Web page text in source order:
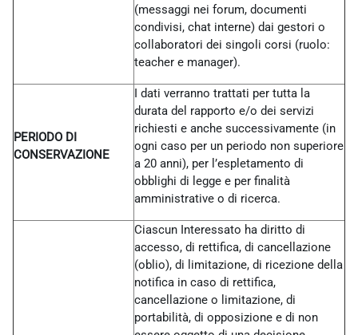
(messaggi nei forum, documenti
condivisi, chat interne) dai gestori o
collaboratori dei singoli corsi (ruolo:
teacher e manager).
PERIODO DI
CONSERVAZIONE
I dati verranno trattati per tutta la
durata del rapporto e/o dei servizi
richiesti e anche successivamente (in
ogni caso per un periodo non superiore
a 20 anni), per l’espletamento di
obblighi di legge e per finalità
amministrative o di ricerca.
Ciascun Interessato ha diritto di
accesso, di rettifica, di cancellazione
(oblio), di limitazione, di ricezione della
notifica in caso di rettifica,
cancellazione o limitazione, di
portabilità, di opposizione e di non